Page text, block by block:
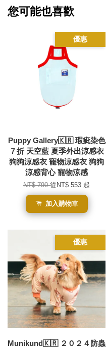
您可能也喜歡
優惠
Puppy Gallery🇰🇷 瑕疵染色
７折 天空藍 夏季外出涼感衣
狗狗涼感衣 寵物涼感衣 狗狗
涼感背心 寵物涼感
NT$ 790從 NT$ 553 起
加入購物車
優惠
Munikund🇰🇷 ２０２４防蟲